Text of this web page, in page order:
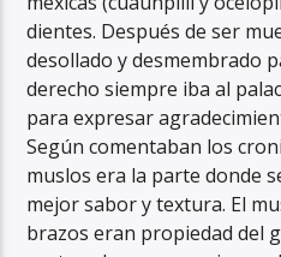
dientes. Después de ser
desollado y desmembrado
derecho siempre iba al
para expresar
Según comentaban los
muslos era la parte donde
mejor sabor y textura. El
brazos eran propiedad del